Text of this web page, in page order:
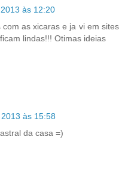
às 12:20
as xicaras e ja vi em sites
lindas!!! Otimas ideias
às 15:58
da casa =)